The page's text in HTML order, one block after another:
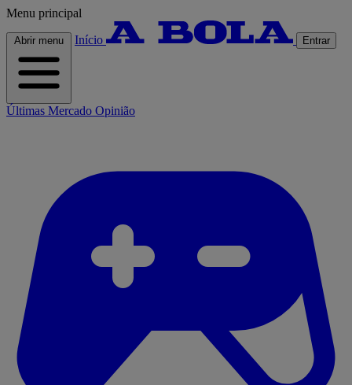
Menu principal
Abrir menu Início Entrar
Últimas Mercado Opinião